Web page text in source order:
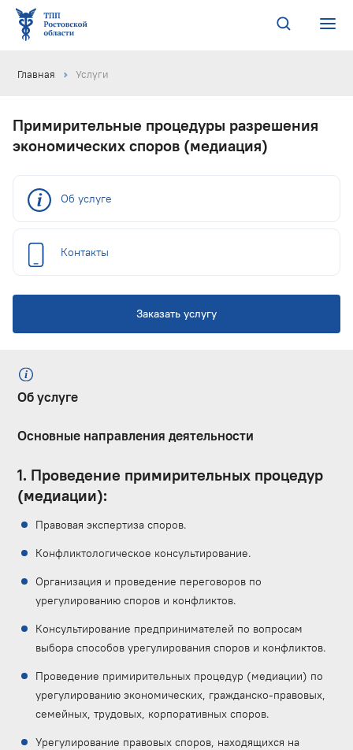
Главная Услуги
Примирительные процедуры разрешения
экономических споров (медиация)
Заказать услугу
Об услуге
Контакты
Об услуге
Основные направления деятельности
1. Проведение примирительных процедур
(медиации):
Правовая экспертиза споров.
Конфликтологическое консультирование.
Организация и проведение переговоров по
урегулированию споров и конфликтов.
Консультирование предпринимателей по вопросам
выбора способов урегулирования споров и конфликтов.
Проведение примирительных процедур (медиации) по
урегулированию экономических, гражданско-правовых,
семейных, трудовых, корпоративных споров.
Урегулирование правовых споров, находящихся на